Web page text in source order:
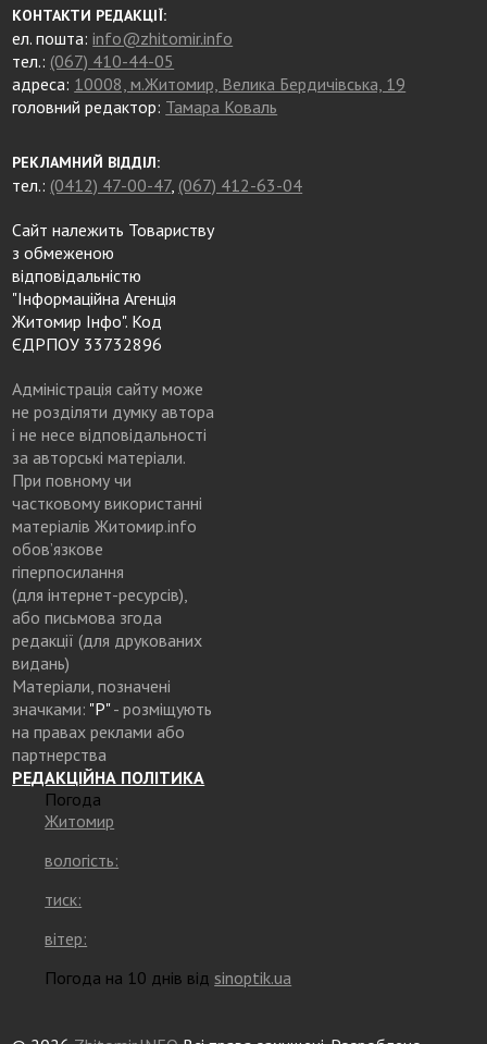
КОНТАКТИ РЕДАКЦІЇ:
ел. пошта:info@zhitomir.info
тел.: (067) 410-44-05
адреса: 10008, м.Житомир, Велика Бердичівська, 19
головний редактор: Тамара Коваль
РЕКЛАМНИЙ ВІДДІЛ:
тел.: (0412) 47-00-47, (067) 412-63-04
Сайт належить Товариству
з обмеженою
відповідальністю
"Інформаційна Агенція
Житомир Інфо". Код
ЄДРПОУ 33732896
Адміністрація сайту може
не розділяти думку автора
і не несе відповідальності
за авторські матеріали.
При повному чи
частковому використанні
матеріалів Житомир.info
обов’язкове
гіперпосилання
(для інтернет-ресурсів),
або письмова згода
редакції (для друкованих
видань)
Матеріали, позначені
значками: "Р"- розміщують
на правах реклами або
партнерства
РЕДАКЦІЙНА ПОЛІТИКА
Погода
Житомир
вологість:
тиск:
вітер:
Погода на 10 днів від sinoptik.ua